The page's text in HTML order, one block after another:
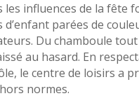
les influences de la fête
d’enfant parées de
Du chamboule
au hasard. En
le centre de loisirs a
normes.